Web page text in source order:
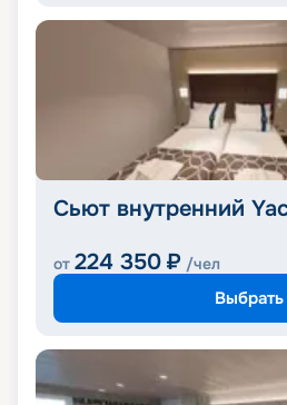
Сьют внутренний
от 224 350 ₽ /чел
Выбрать